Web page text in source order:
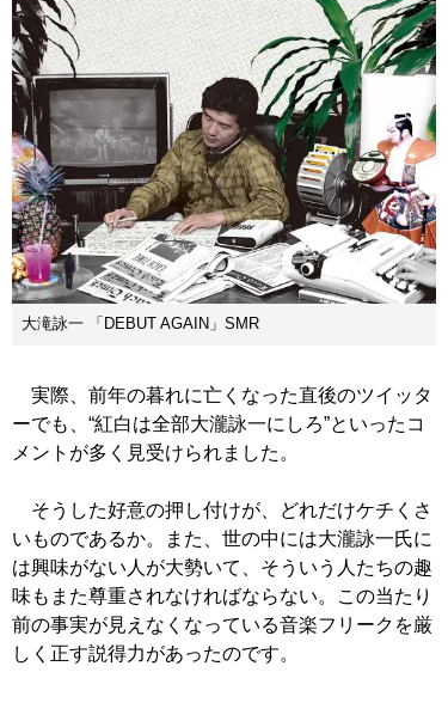
大滝詠一 「DEBUT AGAIN」SMR
実際、前年の暮れに亡くなった直後のツイッタ
ーでも、“紅白は全部大瀧詠一にしろ”といったコ
メントが多く見受けられました。
そうした好意の押し付けが、どれだけケチくさ
いものであるか。また、世の中には大瀧詠一氏に
は興味がない人が大勢いて、そういう人たちの趣
味もまた尊重されなければならない。この当たり
前の事実が見えなくなっている音楽フリークを厳
しく正す説得力があったのです。